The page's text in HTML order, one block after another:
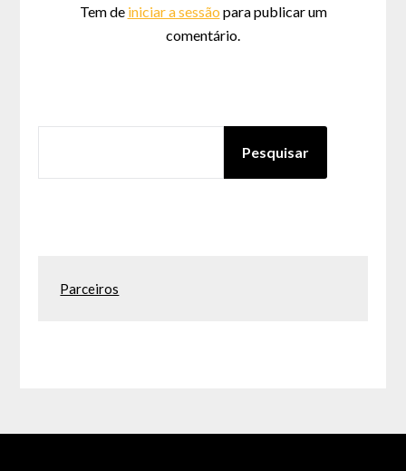
Tem de iniciar a sessão para publicar um
comentário.
Pesquisar
Parceiros